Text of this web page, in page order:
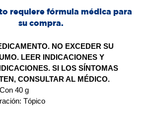
requiere fórmula médica para
su compra.
NO EXCEDER SU
LEER INDICACIONES Y
SI LOS SÍNTOMAS
CONSULTAR AL MÉDICO.
40 g
Tópico